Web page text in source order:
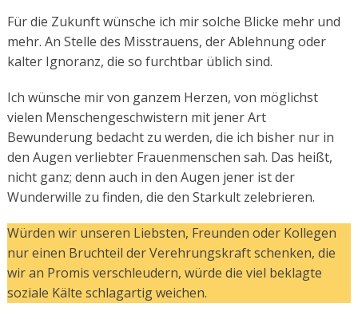
Für die Zukunft wünsche ich mir solche Blicke mehr und
mehr. An Stelle des Misstrauens, der Ablehnung oder
kalter Ignoranz, die so furchtbar üblich sind.
Ich wünsche mir von ganzem Herzen, von möglichst
vielen Menschengeschwistern mit jener Art
Bewunderung bedacht zu werden, die ich bisher nur in
den Augen verliebter Frauenmenschen sah. Das heißt,
nicht ganz; denn auch in den Augen jener ist der
Wunderwille zu finden, die den Starkult zelebrieren.
Würden wir unseren Liebsten, Freunden oder Kollegen
nur einen Bruchteil der Verehrungskraft schenken, die
wir an Promis verschleudern, würde die viel beklagte
soziale Kälte schlagartig weichen.